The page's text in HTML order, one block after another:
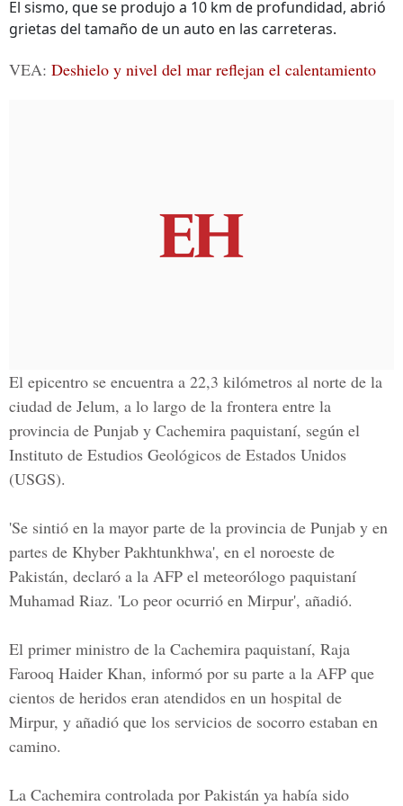
El sismo, que se produjo a 10 km de profundidad, abrió
grietas del tamaño de un auto en las carreteras.
VEA: Deshielo y nivel del mar reflejan el calentamiento
El epicentro se encuentra a 22,3 kilómetros al norte de la
ciudad de Jelum, a lo largo de la frontera entre la
provincia de Punjab y Cachemira paquistaní, según el
Instituto de Estudios Geológicos de Estados Unidos
(USGS).
'Se sintió en la mayor parte de la provincia de Punjab y en
partes de Khyber Pakhtunkhwa', en el noroeste de
Pakistán, declaró a la AFP el meteorólogo paquistaní
Muhamad Riaz. 'Lo peor ocurrió en Mirpur', añadió.
El primer ministro de la Cachemira paquistaní, Raja
Farooq Haider Khan, informó por su parte a la AFP que
cientos de heridos eran atendidos en un hospital de
Mirpur, y añadió que los servicios de socorro estaban en
camino.
La Cachemira controlada por Pakistán ya había sido